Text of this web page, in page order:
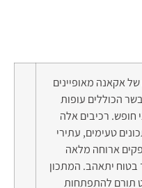
אקאנה מאופיינים
רכיבי בשר הכוללים עופות
חופש. רכיבים אלה
טעימים, עתירי
ארוחה מלאה
בטוח יתאהב. המתכון
תורם להתפתחות